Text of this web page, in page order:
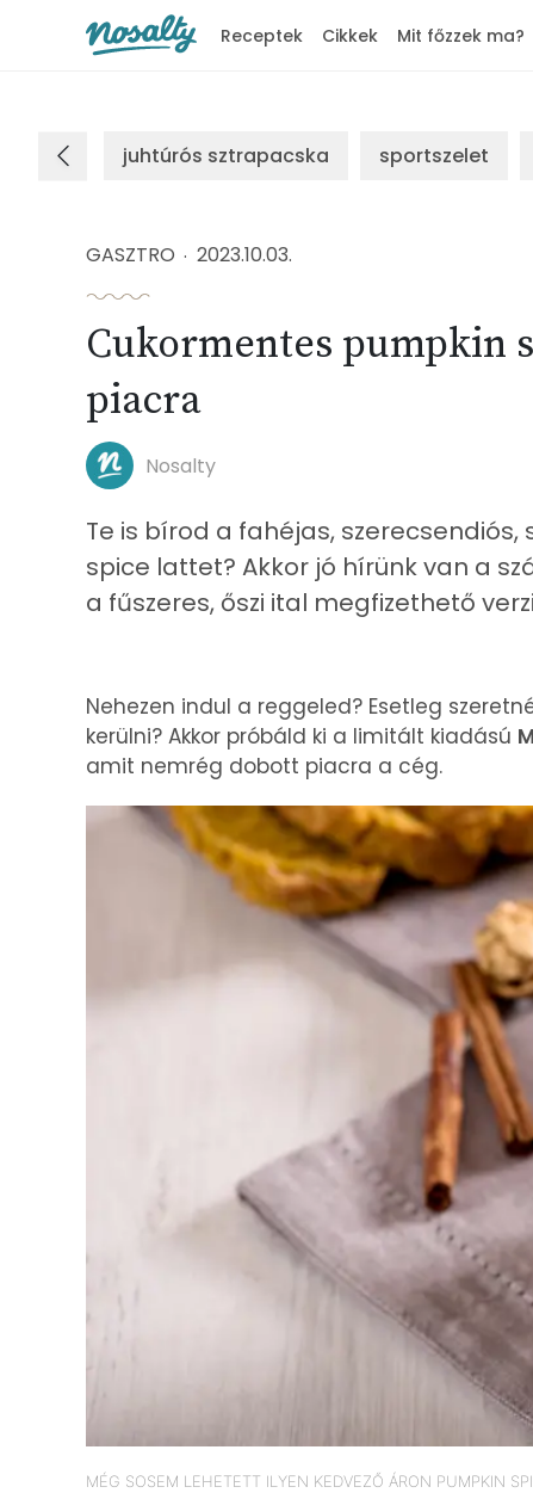
Receptek Cikkek Mit főzzek ma?
juhtúrós sztrapacska sportszelet
GASZTRO 2023.10.03.
Cukormentes pumpkin
piacra
Nosalty
Te is bírod a fahéjas,
spice lattet? Akkor jó hírünk van a
a fűszeres, őszi ital megfizethető
Nehezen indul a reggeled? Esetleg
kerülni? Akkor próbáld ki a limitált kiadású
amit nemrég dobott piacra a cég.
MÉG SOSEM LEHETETT ILYEN KEDVEZŐ ÁRON PUMPKIN